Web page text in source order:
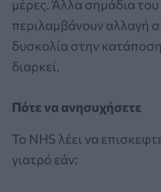
μέρες. Άλλα σημάδια του
περιλαμβάνουν αλλαγή
δυσκολία στην
διαρκεί.
Πότε να ανησυχήσετε
Το NHS λέει να
γιατρό εάν: